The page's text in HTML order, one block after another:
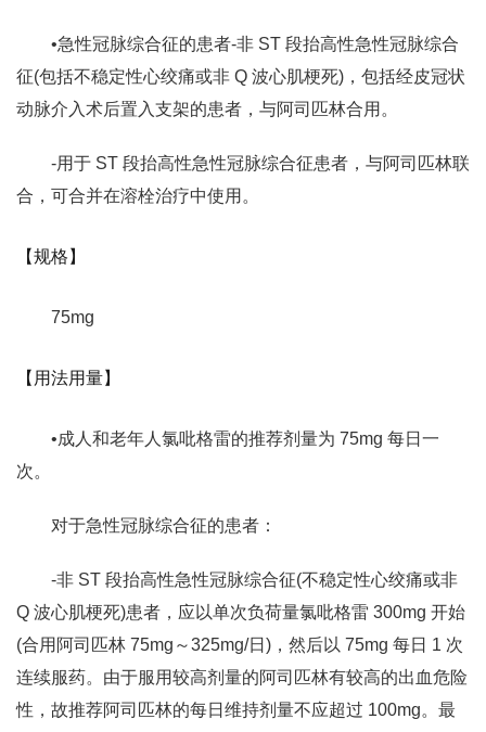
•急性冠脉综合征的患者‐非 ST 段抬高性急性冠脉综合
征(包括不稳定性心绞痛或非 Q 波心肌梗死)，包括经皮冠状
动脉介入术后置入支架的患者，与阿司匹林合用。
‐用于 ST 段抬高性急性冠脉综合征患者，与阿司匹林联
合，可合并在溶栓治疗中使用。
【规格】
75mg
【用法用量】
•成人和老年人氯吡格雷的推荐剂量为 75mg 每日一
次。
对于急性冠脉综合征的患者：
‐非 ST 段抬高性急性冠脉综合征(不稳定性心绞痛或非
Q 波心肌梗死)患者，应以单次负荷量氯吡格雷 300mg 开始
(合用阿司匹林 75mg～325mg/日)，然后以 75mg 每日 1 次
连续服药。由于服用较高剂量的阿司匹林有较高的出血危险
性，故推荐阿司匹林的每日维持剂量不应超过 100mg。最